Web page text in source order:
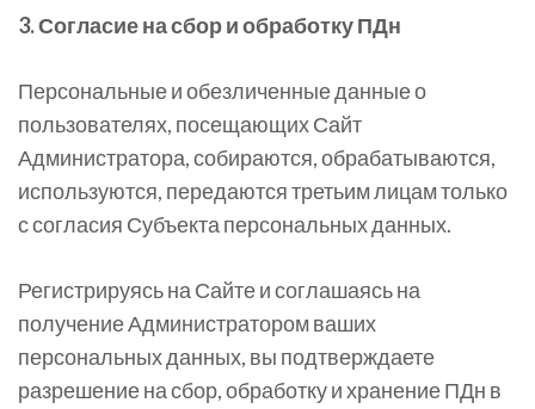
3. Согласие на сбор и обработку ПДн
Персональные и обезличенные данные о
пользователях, посещающих Сайт
Администратора, собираются, обрабатываются,
используются, передаются третьим лицам только
с согласия Субъекта персональных данных.
Регистрируясь на Сайте и соглашаясь на
получение Администратором ваших
персональных данных, вы подтверждаете
разрешение на сбор, обработку и хранение ПДн в